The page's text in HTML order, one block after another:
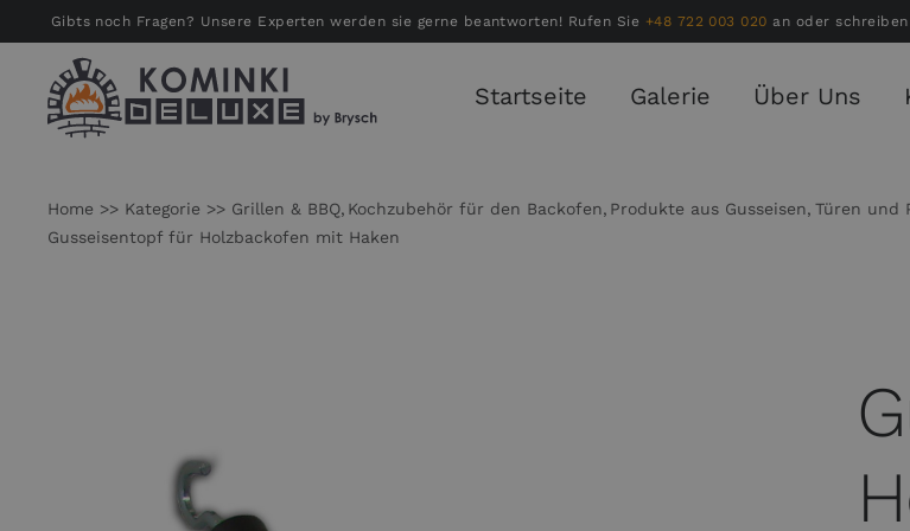
Inhalt
springen
Gibts noch Fragen? Unsere Experten werden sie gerne beantworten! Rufen Sie +48 722 003 020 an oder
Startseite Galerie Über Uns
Home Kategorie Grillen & BBQ Kochzubehör für den Backofen Produkte aus Gusseisen Türen und
Gusseisentopf für Holzbackofen mit Haken